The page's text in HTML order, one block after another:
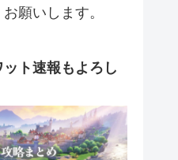
願いします。
ト速報もよろし